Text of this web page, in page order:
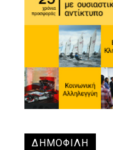
ΔΗΜΟΦΙΛΗ